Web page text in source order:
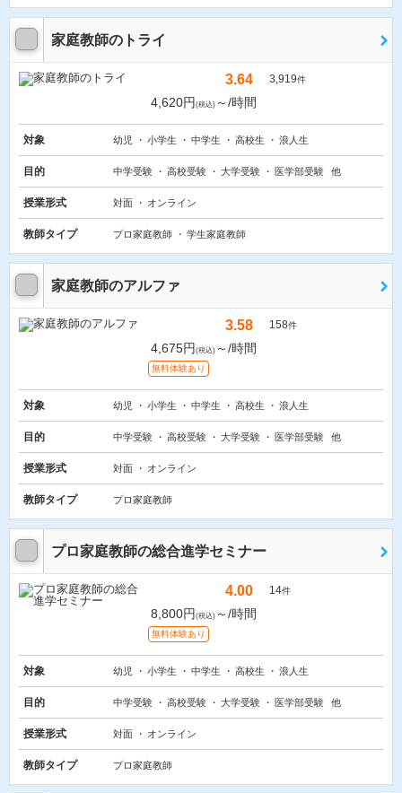
家庭教師のトライ
3.64 3,919件
4,620円 (税込) ～/時間
対象 幼児 小学生 中学生 高校生 浪人生
目的 中学受験 高校受験 大学受験 医学部受験 他
授業形式 対面 オンライン
教師タイプ プロ家庭教師 学生家庭教師
家庭教師のアルファ
3.58 158件
4,675円 (税込) ～/時間
無料体験あり
対象 幼児 小学生 中学生 高校生 浪人生
目的 中学受験 高校受験 大学受験 医学部受験 他
授業形式 対面 オンライン
教師タイプ プロ家庭教師
プロ家庭教師の総合進学セミナー
4.00 14件
8,800円 (税込) ～/時間
無料体験あり
対象 幼児 小学生 中学生 高校生 浪人生
目的 中学受験 高校受験 大学受験 医学部受験 他
授業形式 対面 オンライン
教師タイプ プロ家庭教師